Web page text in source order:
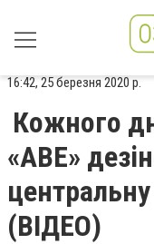
16:42, 25 березня 2020 р.
Кожного
«АВЕ»
(ВІДЕО)